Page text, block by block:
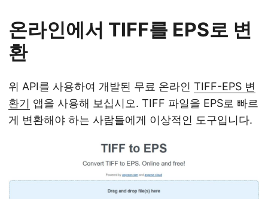
온라인에서 TIFF를 EPS로 변
환
위 API를 사용하여 개발된 무료 온라인 TIFF-EPS 변
환기 앱을 사용해 보십시오. TIFF 파일을 EPS로 빠르
게 변환해야 하는 사람들에게 이상적인 도구입니다.